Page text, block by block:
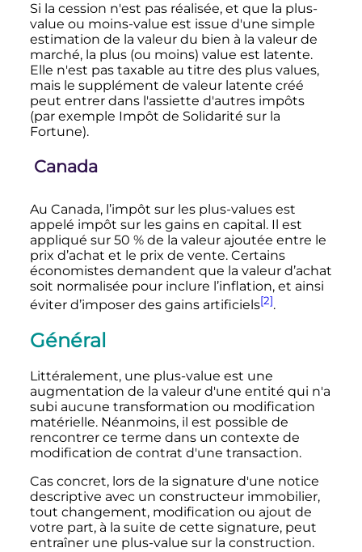
Si la cession n'est pas réalisée, et que la plus-
value ou moins-value est issue d'une simple
estimation de la valeur du bien à la valeur de
marché, la plus (ou moins) value est latente.
Elle n'est pas taxable au titre des plus values,
mais le supplément de valeur latente créé
peut entrer dans l'assiette d'autres impôts
(par exemple Impôt de Solidarité sur la
Fortune).
Canada
Au Canada, l’impôt sur les plus-values est
appelé impôt sur les gains en capital. Il est
appliqué sur 50 % de la valeur ajoutée entre le
prix d’achat et le prix de vente. Certains
économistes demandent que la valeur d’achat
soit normalisée pour inclure l’inflation, et ainsi
éviter d’imposer des gains artificiels[2].
Général
Littéralement, une plus-value est une
augmentation de la valeur d'une entité qui n'a
subi aucune transformation ou modification
matérielle. Néanmoins, il est possible de
rencontrer ce terme dans un contexte de
modification de contrat d'une transaction.
Cas concret, lors de la signature d'une notice
descriptive avec un constructeur immobilier,
tout changement, modification ou ajout de
votre part, à la suite de cette signature, peut
entraîner une plus-value sur la construction.